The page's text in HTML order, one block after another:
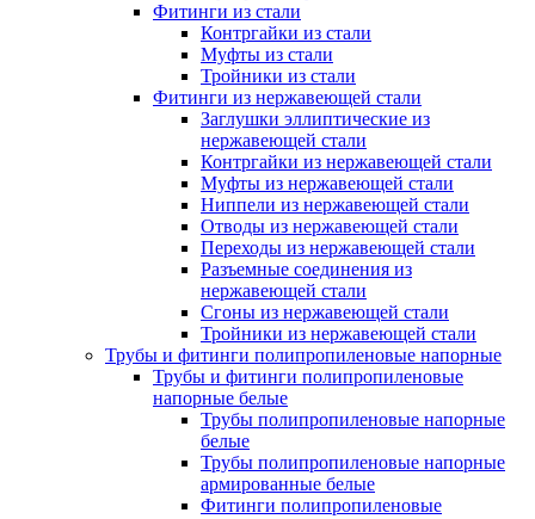
Фитинги из стали
Контргайки из стали
Муфты из стали
Тройники из стали
Фитинги из нержавеющей стали
Заглушки эллиптические из
нержавеющей стали
Контргайки из нержавеющей стали
Муфты из нержавеющей стали
Ниппели из нержавеющей стали
Отводы из нержавеющей стали
Переходы из нержавеющей стали
Разъемные соединения из
нержавеющей стали
Сгоны из нержавеющей стали
Тройники из нержавеющей стали
Трубы и фитинги полипропиленовые напорные
Трубы и фитинги полипропиленовые
напорные белые
Трубы полипропиленовые напорные
белые
Трубы полипропиленовые напорные
армированные белые
Фитинги полипропиленовые